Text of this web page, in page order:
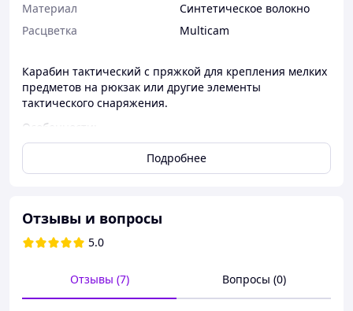
Материал
Синтетическое волокно
Расцветка
Multicam
Карабин тактический с пряжкой для крепления мелких
предметов на рюкзак или другие элементы
тактического снаряжения.
Особенности:
Материал карабина: металлический сплав
Размер карабина: 5х3.5 см
Подробнее
Отзывы и вопросы
5.0
Отзывы (7) Вопросы (0)